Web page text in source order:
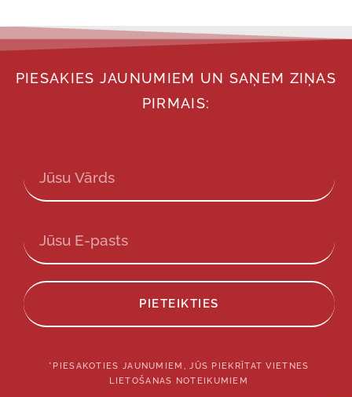
PIESAKIES JAUNUMIEM UN SAŅEM ZIŅAS
PIRMAIS:
PIETEIKTIES
*PIESAKOTIES JAUNUMIEM, JŪS PIEKRĪTAT VIETNES
LIETOŠANAS NOTEIKUMIEM